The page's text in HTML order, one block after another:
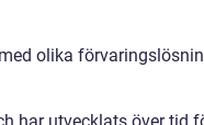
olika